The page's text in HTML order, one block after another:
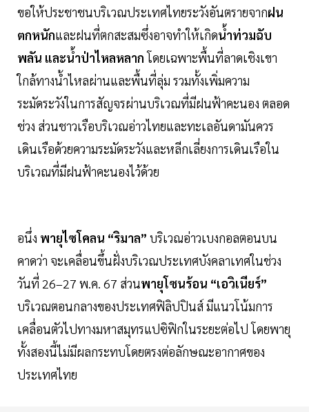
ขอให้ประชาชนบริเวณประเทศไทยระวังอันตรายจากฝน
ตกหนักและฝนที่ตกสะสมซึ่งอาจทำให้เกิดน้ำท่วมฉับ
พลัน และน้ำป่าไหลหลากโดยเฉพาะพื้นที่ลาดเชิงเขา
ใกล้ทางน้ำไหลผ่านและพื้นที่ลุ่ม รวมทั้งเพิ่มความ
ระมัดระวังในการสัญจรผ่านบริเวณที่มีฝนฟ้าคะนอง ตลอด
ช่วง ส่วนชาวเรือบริเวณอ่าวไทยและทะเลอันดามันควร
เดินเรือด้วยความระมัดระวังและหลีกเลี่ยงการเดินเรือใน
บริเวณที่มีฝนฟ้าคะนองไว้ด้วย
อนึ่ง พายุไซโคลน “ริมาล” บริเวณอ่าวเบงกอลตอนบน
คาดว่า จะเคลื่อนขึ้นฝั่งบริเวณประเทศบังคลาเทศในช่วง
วันที่ 26–27 พ.ค. 67 ส่วนพายุโซนร้อน “เอวิเนียร์”
บริเวณตอนกลางของประเทศฟิลิปปินส์ มีแนวโน้มการ
เคลื่อนตัวไปทางมหาสมุทรแปซิฟิกในระยะต่อไป โดยพายุ
ทั้งสองนี้ไม่มีผลกระทบโดยตรงต่อลักษณะอากาศของ
ประเทศไทย